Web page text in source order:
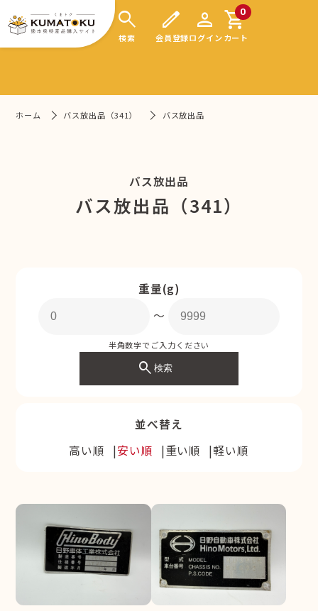
search
検索
edit
会員登録
person
ログイン
0
shopping_cart
カート
ホーム バス放出品（341） バス放出品
バス放出品
バス放出品（341）
重量(g)
〜
半角数字でご入力ください
search検索
並べ替え
高い順
安い順 重い順 軽い順